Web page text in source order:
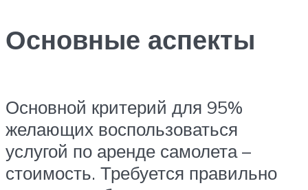
Основные аспекты
Основной критерий для 95%
желающих воспользоваться
услугой по аренде самолета –
стоимость. Требуется правильно